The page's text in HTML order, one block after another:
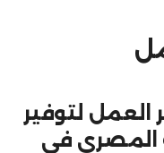
العمل لتوفير
في